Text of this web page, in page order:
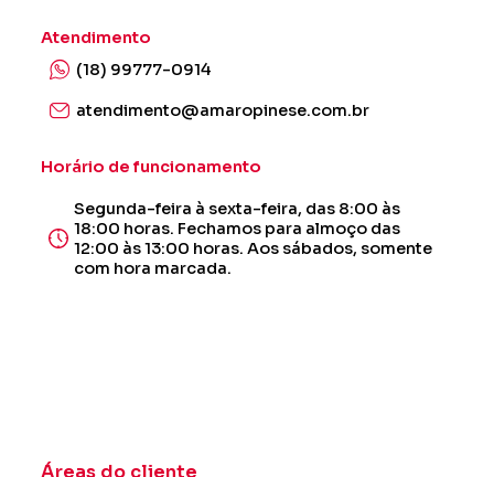
Atendimento
(18) 99777-0914
atendimento@amaropinese.com.br
Horário de funcionamento
Segunda-feira à sexta-feira, das 8:00 às
18:00 horas. Fechamos para almoço das
12:00 às 13:00 horas. Aos sábados, somente
com hora marcada.
Áreas do cliente